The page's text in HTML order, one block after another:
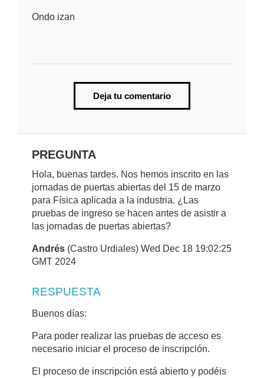
Ondo izan
Deja tu comentario
PREGUNTA
Hola, buenas tardes. Nos hemos inscrito en las
jornadas de puertas abiertas del 15 de marzo
para Física aplicada a la industria. ¿Las
pruebas de ingreso se hacen antes de asistir a
las jornadas de puertas abiertas?
Andrés (Castro Urdiales) Wed Dec 18 19:02:25
GMT 2024
RESPUESTA
Buenos días:
Para poder realizar las pruebas de acceso es
necesario iniciar el proceso de inscripción.
El proceso de inscripción está abierto y podéis